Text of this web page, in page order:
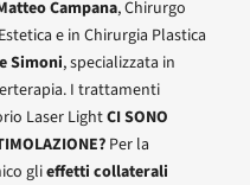
Campana, Chirurgo
e in Chirurgia Plastica
Simoni, specializzata in
I trattamenti
Laser LightCI SONO
Per la
glieffetti collaterali